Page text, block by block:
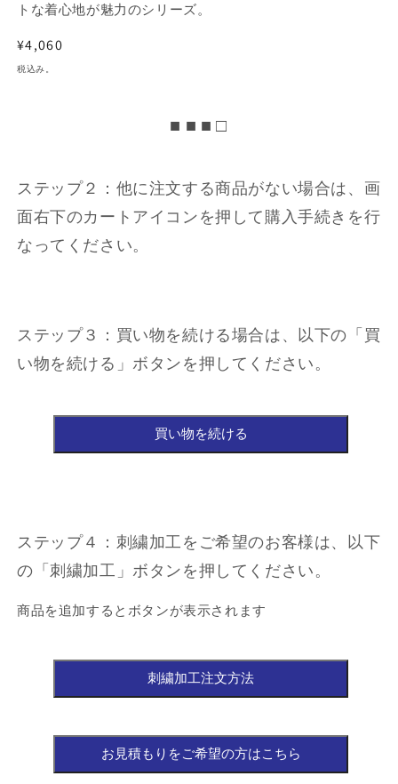
トな着心地が魅力のシリーズ。
通
常
¥4,060
税込み。
■ ■ ■ □
ステップ２：他に注文する商品がない場合は、画
面右下のカートアイコンを押して購入手続きを行
なってください。
ステップ３：買い物を続ける場合は、以下の「買
い物を続ける」ボタンを押してください。
ステップ４：刺繍加工をご希望のお客様は、以下
の「刺繍加工」ボタンを押してください。
商品を追加するとボタンが表示されます